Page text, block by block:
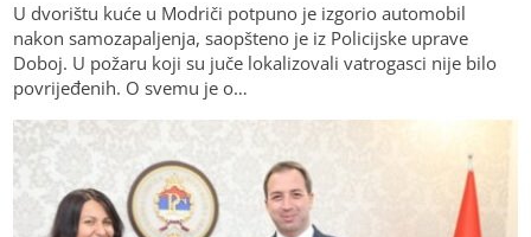
U dvorištu kuće u Modriči potpuno je izgorio automobil
nakon samozapaljenja, saopšteno je iz Policijske uprave
Doboj. U požaru koji su juče lokalizovali vatrogasci nije bilo
povrijeđenih. O svemu je o…